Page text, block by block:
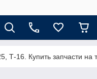
Т-16. Купить запчасти